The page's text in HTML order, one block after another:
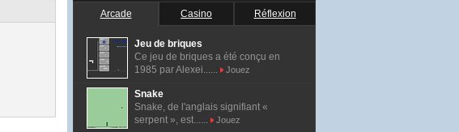
Arcade Casino Réflexion
Jeu de briques
Ce jeu de briques a été conçu en
1985 par Alexei......
Jouez
Snake
Snake, de l'anglais signifiant «
serpent », est......
Jouez